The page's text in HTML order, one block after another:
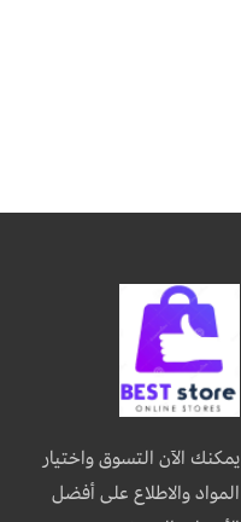
يمكنك الآن التسوق واختيار
المواد والاطلاع على أفضل